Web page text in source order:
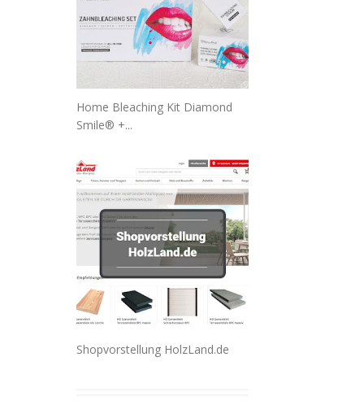
Home Bleaching Kit Diamond
Smile® +...
Shopvorstellung HolzLand.de